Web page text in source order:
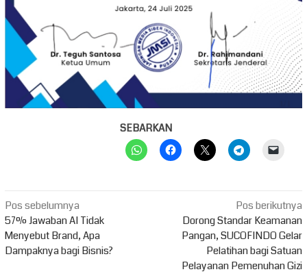
SEBARKAN
Navigasi
pos
Pos sebelumnya
57% Jawaban AI Tidak
Menyebut Brand, Apa
Dampaknya bagi Bisnis?
Pos berikutnya
Dorong Standar Keamanan
Pangan, SUCOFINDO Gelar
Pelatihan bagi Satuan
Pelayanan Pemenuhan Gizi